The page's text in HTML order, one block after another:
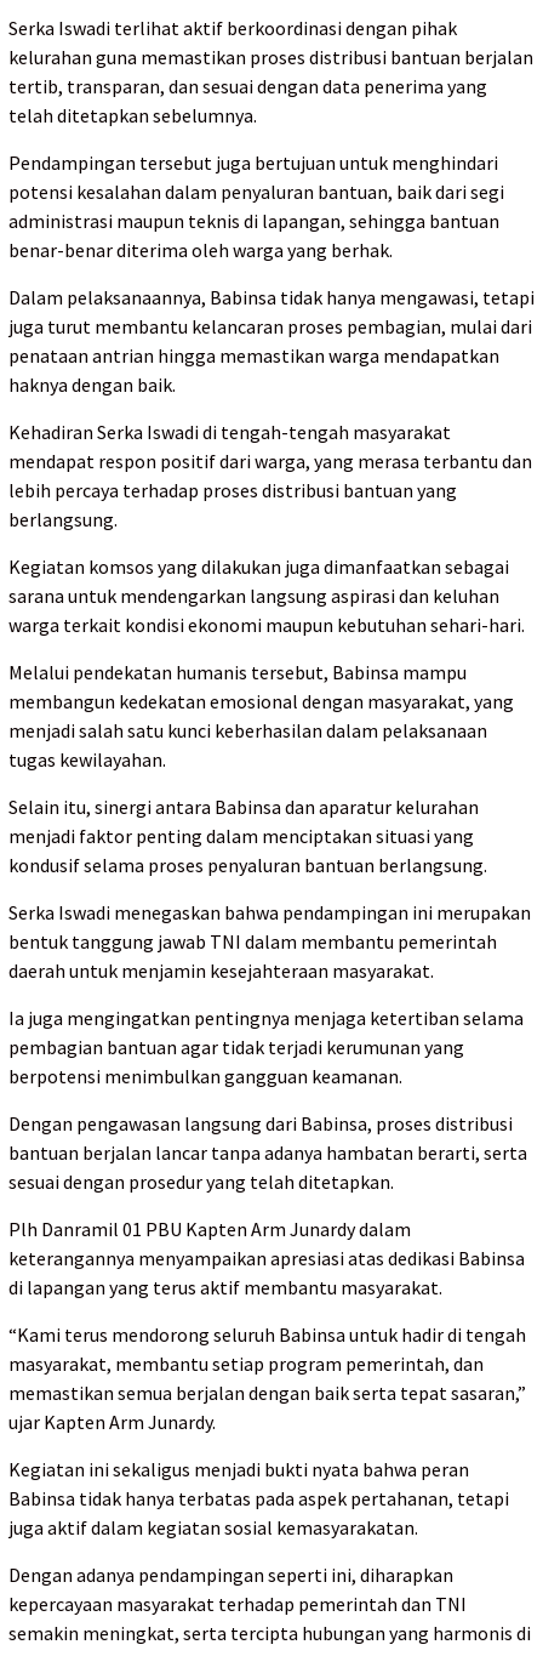
Serka Iswadi terlihat aktif berkoordinasi dengan pihak
kelurahan guna memastikan proses distribusi bantuan berjalan
tertib, transparan, dan sesuai dengan data penerima yang
telah ditetapkan sebelumnya.
Pendampingan tersebut juga bertujuan untuk menghindari
potensi kesalahan dalam penyaluran bantuan, baik dari segi
administrasi maupun teknis di lapangan, sehingga bantuan
benar-benar diterima oleh warga yang berhak.
Dalam pelaksanaannya, Babinsa tidak hanya mengawasi, tetapi
juga turut membantu kelancaran proses pembagian, mulai dari
penataan antrian hingga memastikan warga mendapatkan
haknya dengan baik.
Kehadiran Serka Iswadi di tengah-tengah masyarakat
mendapat respon positif dari warga, yang merasa terbantu dan
lebih percaya terhadap proses distribusi bantuan yang
berlangsung.
Kegiatan komsos yang dilakukan juga dimanfaatkan sebagai
sarana untuk mendengarkan langsung aspirasi dan keluhan
warga terkait kondisi ekonomi maupun kebutuhan sehari-hari.
Melalui pendekatan humanis tersebut, Babinsa mampu
membangun kedekatan emosional dengan masyarakat, yang
menjadi salah satu kunci keberhasilan dalam pelaksanaan
tugas kewilayahan.
Selain itu, sinergi antara Babinsa dan aparatur kelurahan
menjadi faktor penting dalam menciptakan situasi yang
kondusif selama proses penyaluran bantuan berlangsung.
Serka Iswadi menegaskan bahwa pendampingan ini merupakan
bentuk tanggung jawab TNI dalam membantu pemerintah
daerah untuk menjamin kesejahteraan masyarakat.
Ia juga mengingatkan pentingnya menjaga ketertiban selama
pembagian bantuan agar tidak terjadi kerumunan yang
berpotensi menimbulkan gangguan keamanan.
Dengan pengawasan langsung dari Babinsa, proses distribusi
bantuan berjalan lancar tanpa adanya hambatan berarti, serta
sesuai dengan prosedur yang telah ditetapkan.
Plh Danramil 01 PBU Kapten Arm Junardy dalam
keterangannya menyampaikan apresiasi atas dedikasi Babinsa
di lapangan yang terus aktif membantu masyarakat.
“Kami terus mendorong seluruh Babinsa untuk hadir di tengah
masyarakat, membantu setiap program pemerintah, dan
memastikan semua berjalan dengan baik serta tepat sasaran,”
ujar Kapten Arm Junardy.
Kegiatan ini sekaligus menjadi bukti nyata bahwa peran
Babinsa tidak hanya terbatas pada aspek pertahanan, tetapi
juga aktif dalam kegiatan sosial kemasyarakatan.
Dengan adanya pendampingan seperti ini, diharapkan
kepercayaan masyarakat terhadap pemerintah dan TNI
semakin meningkat, serta tercipta hubungan yang harmonis di